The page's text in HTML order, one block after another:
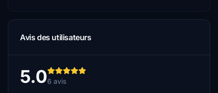
Avis des utilisateurs
5.06 avis